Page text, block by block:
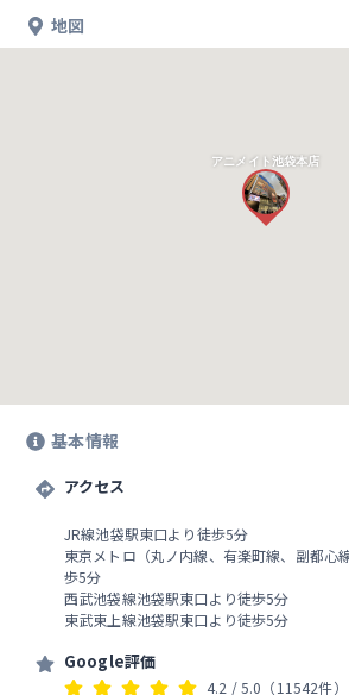
地図
アニメイト池袋本店
基本情報
アクセス
JR線池袋駅東口より徒歩5分
東京メトロ（丸ノ内線、有楽町線、副都心
歩5分
西武池袋線池袋駅東口より徒歩5分
東武東上線池袋駅東口より徒歩5分
Google評価
4.2 / 5.0 （11542件）